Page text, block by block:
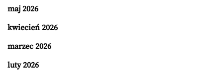
maj 2026
kwiecień 2026
marzec 2026
luty 2026